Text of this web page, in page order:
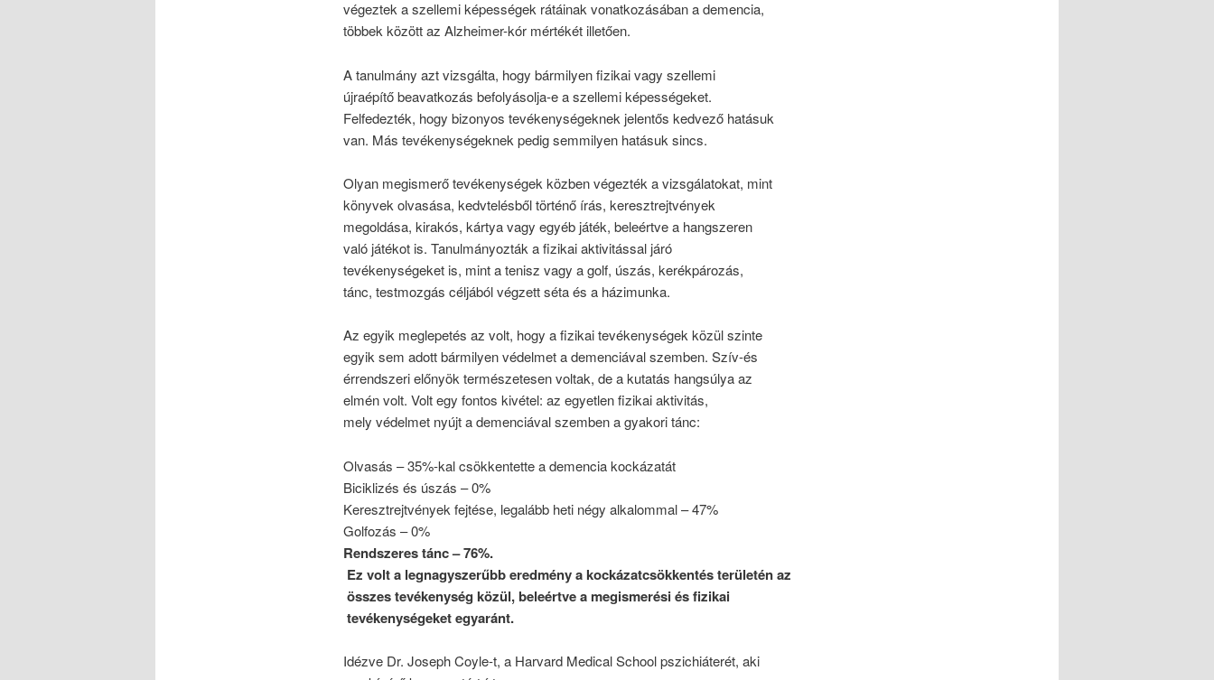
végeztek a szellemi képességek rátáinak vonatkozásában a demencia,
többek között az Alzheimer-kór mértékét illetően.
A tanulmány azt vizsgálta, hogy bármilyen fizikai vagy szellemi
újraépítő beavatkozás befolyásolja-e a szellemi képességeket.
Felfedezték, hogy bizonyos tevékenységeknek jelentős kedvező hatásuk
van. Más tevékenységeknek pedig semmilyen hatásuk sincs.
Olyan megismerő tevékenységek közben végezték a vizsgálatokat, mint
könyvek olvasása, kedvtelésből történő írás, keresztrejtvények
megoldása, kirakós, kártya vagy egyéb játék, beleértve a hangszeren
való játékot is. Tanulmányozták a fizikai aktivitással járó
tevékenységeket is, mint a tenisz vagy a golf, úszás, kerékpározás,
tánc, testmozgás céljából végzett séta és a házimunka.
Az egyik meglepetés az volt, hogy a fizikai tevékenységek közül szinte
egyik sem adott bármilyen védelmet a demenciával szemben. Szív-és
érrendszeri előnyök természetesen voltak, de a kutatás hangsúlya az
elmén volt. Volt egy fontos kivétel: az egyetlen fizikai aktivitás,
mely védelmet nyújt a demenciával szemben a gyakori tánc:
Olvasás – 35%-kal csökkentette a demencia kockázatát
Biciklizés és úszás – 0%
Keresztrejtvények fejtése, legalább heti négy alkalommal – 47%
Golfozás – 0%
Rendszeres tánc – 76%.
Ez volt a legnagyszerűbb eredmény a kockázatcsökkentés területén az
összes tevékenység közül, beleértve a megismerési és fizikai
tevékenységeket egyaránt.
Idézve Dr. Joseph Coyle-t, a Harvard Medical School pszichiáterét, aki